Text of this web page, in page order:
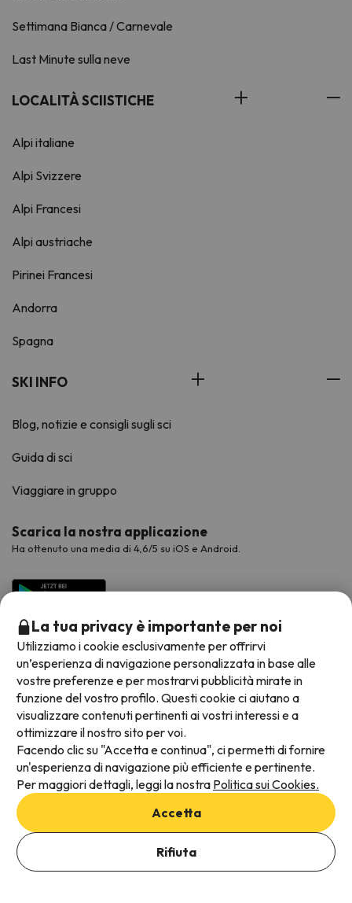
Vedi offerte
Settimana Bianca / Carnevale
Last Minute sulla neve
LOCALITÀ SCIISTICHE
Alpi italiane
Alpi Svizzere
Alpi Francesi
Alpi austriache
Pirinei Francesi
Andorra
Spagna
SKI INFO
Blog, notizie e consigli sugli sci
Guida di sci
Viaggiare in gruppo
Scarica la nostra applicazione
Ha ottenuto una media di 4,6/5 su iOS e Android.
Metodi di pagamento disponibili
Termini e condizioni generali
Protezione dei dati
Informativa sui cookie
La tua privacy è importante per noi
Utilizziamo i cookie esclusivamente per offrirvi
un’esperienza di navigazione personalizzata in base alle
vostre preferenze e per mostrarvi pubblicità mirate in
funzione del vostro profilo. Questi cookie ci aiutano a
visualizzare contenuti pertinenti ai vostri interessi e a
ottimizzare il nostro sito per voi.
Facendo clic su "Accetta e continua", ci permetti di fornire
un'esperienza di navigazione più efficiente e pertinente.
Per maggiori dettagli, leggi la nostra Politica sui Cookies.
Accetta
Rifiuta